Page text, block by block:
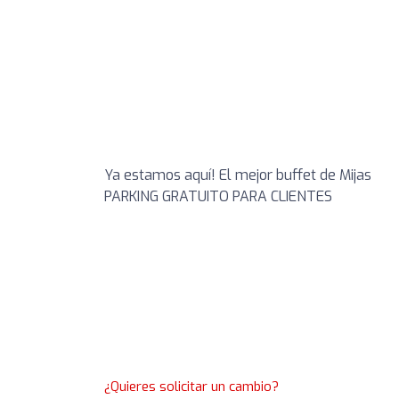
Ya estamos aquí! El mejor buffet de Mijas
PARKING GRATUITO PARA CLIENTES
¿Quieres solicitar un cambio?